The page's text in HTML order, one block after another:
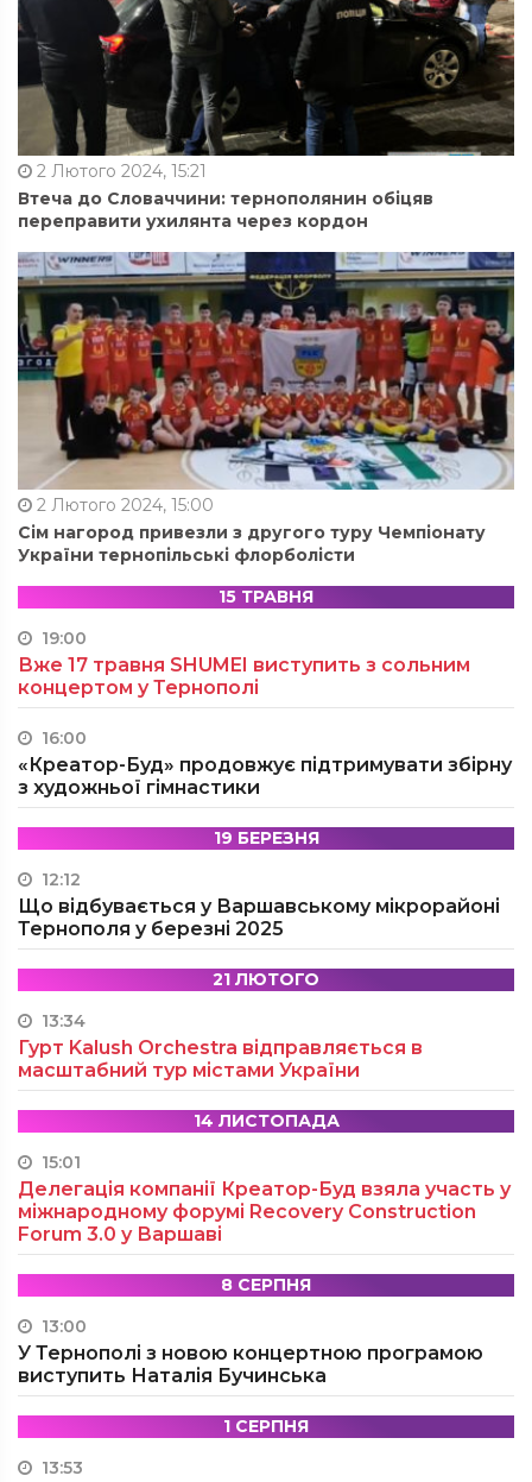
2 Лютого 2024, 15:21
Втеча до Словаччини: тернополянин обіцяв
переправити ухилянта через кордон
2 Лютого 2024, 15:00
Сім нагород привезли з другого туру Чемпіонату
України тернопільські флорболісти
15 ТРАВНЯ
19:00
Вже 17 травня SHUMEI виступить з сольним
концертом у Тернополі
16:00
«Креатор-Буд» продовжує підтримувати збірну
з художньої гімнастики
19 БЕРЕЗНЯ
12:12
Що відбувається у Варшавському мікрорайоні
Тернополя у березні 2025
21 ЛЮТОГО
13:34
Гурт Kalush Orchestra відправляється в
масштабний тур містами України
14 ЛИСТОПАДА
15:01
Делегація компанії Креатор-Буд взяла участь у
міжнародному форумі Recovery Construction
Forum 3.0 у Варшаві
8 СЕРПНЯ
13:00
У Тернополі з новою концертною програмою
виступить Наталія Бучинська
1 СЕРПНЯ
13:53